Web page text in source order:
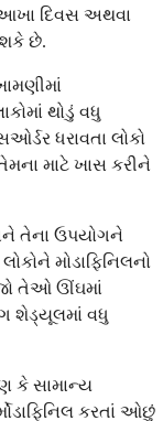
દિવસ અથવા
શકે છે.
થોડું વધુ
ધરાવતા લોકો
માટે ખાસ કરીને
તેના ઉપયોગને
મોડાફિનિલનો
તેઓ ઊંઘમાં
શેડ્યૂલમાં વધુ
કે સામાન્ય
કરતાં ઓછું